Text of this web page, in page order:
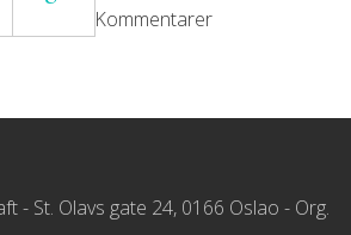
Kommentarer
- St. Olavs gate 24, 0166 Oslao - Org.